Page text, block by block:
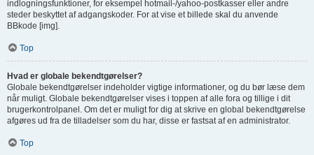
indlogningsfunktioner, for eksempel hotmail-/yahoo-postkasser eller andre
steder beskyttet af adgangskoder. For at vise et billede skal du anvende
BBkode [img].
Top
Hvad er globale bekendtgørelser?
Globale bekendtgørelser indeholder vigtige informationer, og du bør læse dem
når muligt. Globale bekendtgørelser vises i toppen af alle fora og tillige i dit
brugerkontrolpanel. Om det er muligt for dig at skrive en global bekendtgørelse
afgøres ud fra de tilladelser som du har, disse er fastsat af en administrator.
Top